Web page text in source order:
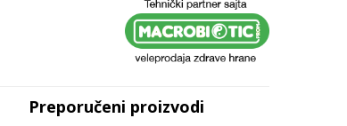
Preporučeni proizvodi